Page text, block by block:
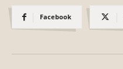
Facebook